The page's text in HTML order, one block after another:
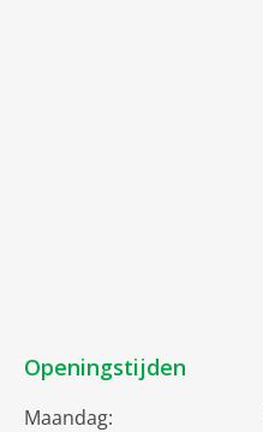
Openingstijden
Maandag: